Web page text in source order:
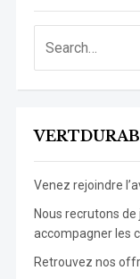
Venez rejoindre
Nous recrutons
accompagner les
Retrouvez nos